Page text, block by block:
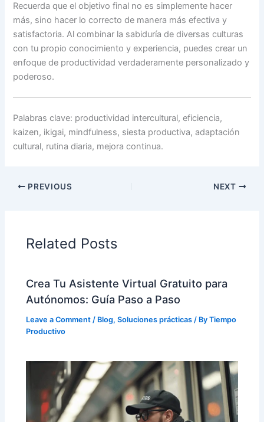
Recuerda que el objetivo final no es simplemente hacer
más, sino hacer lo correcto de manera más efectiva y
satisfactoria. Al combinar la sabiduría de diversas culturas
con tu propio conocimiento y experiencia, puedes crear un
enfoque de productividad verdaderamente personalizado y
poderoso.
Palabras clave: productividad intercultural, eficiencia,
kaizen, ikigai, mindfulness, siesta productiva, adaptación
cultural, rutina diaria, mejora continua.
PREVIOUS NEXT
Related Posts
Crea Tu Asistente Virtual Gratuito para
Autónomos: Guía Paso a Paso
Leave a Comment / Blog,Soluciones prácticas / ByTiempo
Productivo